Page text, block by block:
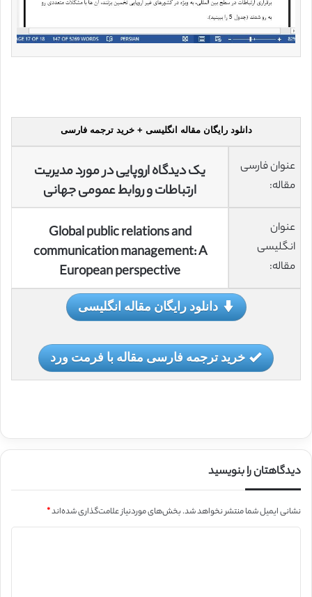
دانلود رایگان مقاله انگلیسی + خرید ترجمه فارسی
عنوان فارسی
مقاله:
یک دیدگاه اروپایی در مورد مدیریت
ارتباطات و روابط عمومی جهانی
عنوان
انگلیسی
مقاله:
Global public relations and
communication management: A
European perspective
دانلود رایگان مقاله انگلیسی
خرید ترجمه فارسی مقاله با فرمت ورد
دیدگاهتان را بنویسید
نشانی ایمیل شما منتشر نخواهد شد.بخش‌های موردنیاز علامت‌گذاری شده‌اند*